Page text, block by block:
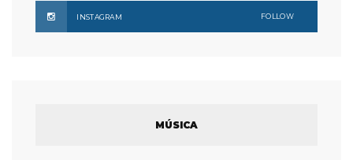
INSTAGRAM FOLLOW
MÚSICA